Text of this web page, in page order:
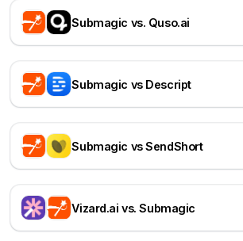
Submagic vs. Quso.ai
Submagic vs Descript
Submagic vs SendShort
Vizard.ai vs. Submagic